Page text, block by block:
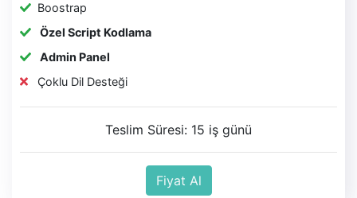
Boostrap
Özel Script Kodlama
Admin Panel
Çoklu Dil Desteği
Teslim Süresi: 15 iş günü
Fiyat Al